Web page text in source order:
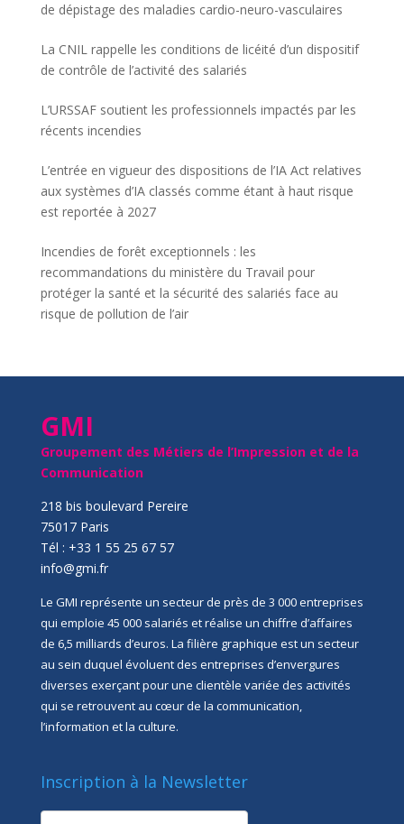
de dépistage des maladies cardio-neuro-vasculaires
La CNIL rappelle les conditions de licéité d’un dispositif
de contrôle de l’activité des salariés
L’URSSAF soutient les professionnels impactés par les
récents incendies
L’entrée en vigueur des dispositions de l’IA Act relatives
aux systèmes d’IA classés comme étant à haut risque
est reportée à 2027
Incendies de forêt exceptionnels : les
recommandations du ministère du Travail pour
protéger la santé et la sécurité des salariés face au
risque de pollution de l’air
GMI
Groupement des Métiers de l’Impression et de la
Communication
218 bis boulevard Pereire
75017 Paris
Tél : +33 1 55 25 67 57
info@gmi.fr
Le GMI représente un secteur de près de 3 000 entreprises
qui emploie 45 000 salariés et réalise un chiffre d’affaires
de 6,5 milliards d’euros. La filière graphique est un secteur
au sein duquel évoluent des entreprises d’envergures
diverses exerçant pour une clientèle variée des activités
qui se retrouvent au cœur de la communication,
l’information et la culture.
Inscription à la Newsletter
newsletter